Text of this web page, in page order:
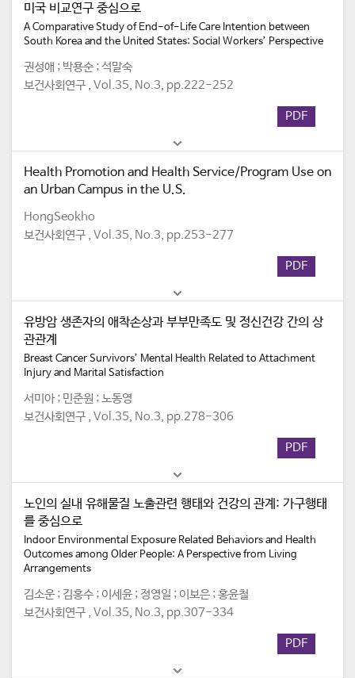
미국 비교연구 중심으로
A Comparative Study of End-of-Life Care Intention between
South Korea and the United States: Social Workers’ Perspective
권성애 ; 박용순 ; 석말숙
보건사회연구 , Vol.35, No.3, pp.222-252
PDF
Health Promotion and Health Service/Program Use on
an Urban Campus in the U.S.
HongSeokho
보건사회연구 , Vol.35, No.3, pp.253-277
PDF
유방암 생존자의 애착손상과 부부만족도 및 정신건강 간의 상
관관계
Breast Cancer Survivors’ Mental Health Related to Attachment
Injury and Marital Satisfaction
서미아 ; 민준원 ; 노동영
보건사회연구 , Vol.35, No.3, pp.278-306
PDF
노인의 실내 유해물질 노출관련 행태와 건강의 관계: 가구행태
를 중심으로
Indoor Environmental Exposure Related Behaviors and Health
Outcomes among Older People: A Perspective from Living
Arrangements
김소운 ; 김홍수 ; 이세윤 ; 정영일 ; 이보은 ; 홍윤철
보건사회연구 , Vol.35, No.3, pp.307-334
PDF